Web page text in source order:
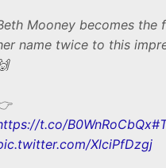
Mooney becomes the
name twice to this
t.co/B0WnRoCbQx
XlciPfDzgj